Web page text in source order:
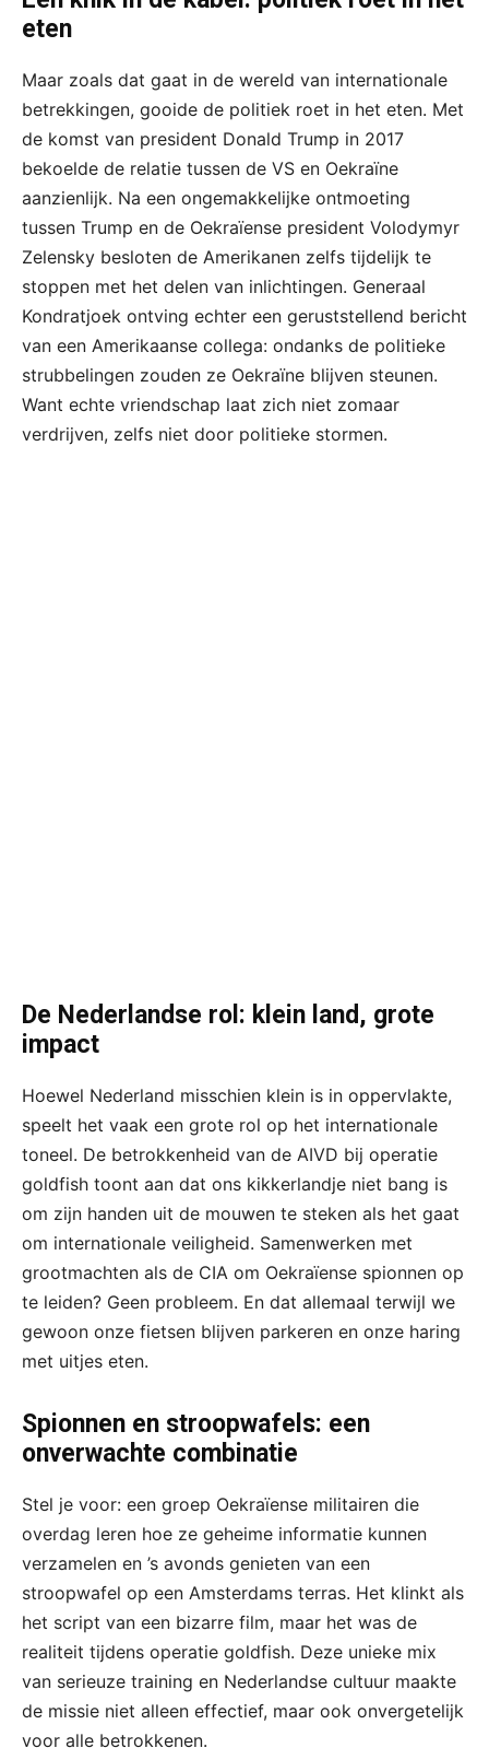
eten
Maar zoals dat gaat in de wereld van internationale
betrekkingen, gooide de politiek roet in het eten. Met
de komst van president Donald Trump in 2017
bekoelde de relatie tussen de VS en Oekraïne
aanzienlijk. Na een ongemakkelijke ontmoeting
tussen Trump en de Oekraïense president Volodymyr
Zelensky besloten de Amerikanen zelfs tijdelijk te
stoppen met het delen van inlichtingen. Generaal
Kondratjoek ontving echter een geruststellend bericht
van een Amerikaanse collega: ondanks de politieke
strubbelingen zouden ze Oekraïne blijven steunen.
Want echte vriendschap laat zich niet zomaar
verdrijven, zelfs niet door politieke stormen.
De Nederlandse rol: klein land, grote
impact
Hoewel Nederland misschien klein is in oppervlakte,
speelt het vaak een grote rol op het internationale
toneel. De betrokkenheid van de AIVD bij operatie
goldfish toont aan dat ons kikkerlandje niet bang is
om zijn handen uit de mouwen te steken als het gaat
om internationale veiligheid. Samenwerken met
grootmachten als de CIA om Oekraïense spionnen op
te leiden? Geen probleem. En dat allemaal terwijl we
gewoon onze fietsen blijven parkeren en onze haring
met uitjes eten.
Spionnen en stroopwafels: een
onverwachte combinatie
Stel je voor: een groep Oekraïense militairen die
overdag leren hoe ze geheime informatie kunnen
verzamelen en ’s avonds genieten van een
stroopwafel op een Amsterdams terras. Het klinkt als
het script van een bizarre film, maar het was de
realiteit tijdens operatie goldfish. Deze unieke mix
van serieuze training en Nederlandse cultuur maakte
de missie niet alleen effectief, maar ook onvergetelijk
voor alle betrokkenen.